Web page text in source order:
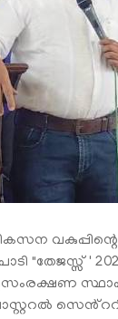
വകുപ്പിന്റെ
"തേജസ്സ് '